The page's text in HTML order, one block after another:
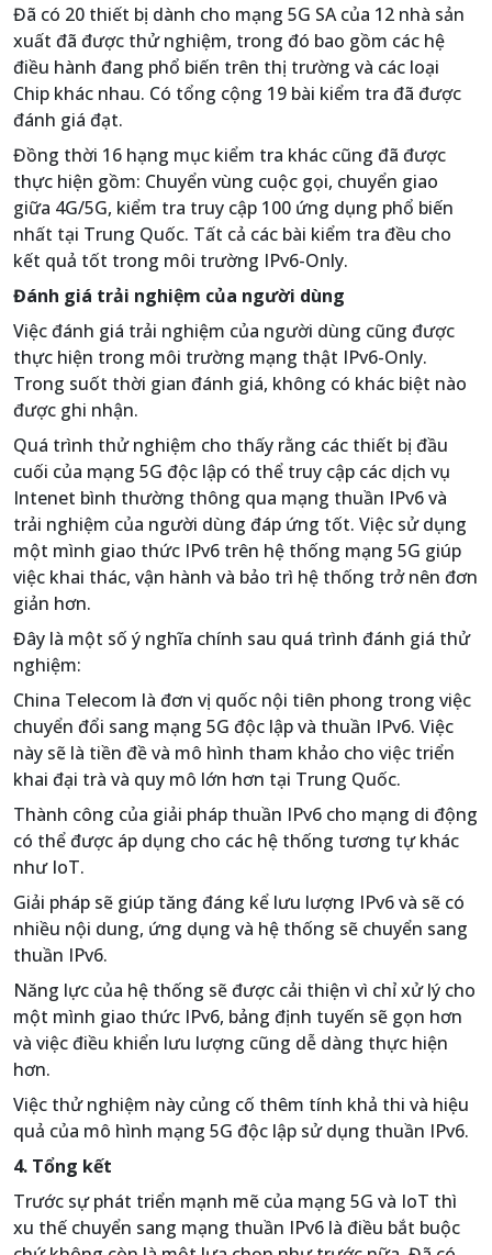
Đã có 20 thiết bị dành cho mạng 5G SA của 12 nhà sản
xuất đã được thử nghiệm, trong đó bao gồm các hệ
điều hành đang phổ biến trên thị trường và các loại
Chip khác nhau. Có tổng cộng 19 bài kiểm tra đã được
đánh giá đạt.
Đồng thời 16 hạng mục kiểm tra khác cũng đã được
thực hiện gồm: Chuyển vùng cuộc gọi, chuyển giao
giữa 4G/5G, kiểm tra truy cập 100 ứng dụng phổ biến
nhất tại Trung Quốc. Tất cả các bài kiểm tra đều cho
kết quả tốt trong môi trường IPv6-Only.
Đánh giá trải nghiệm của người dùng
Việc đánh giá trải nghiệm của người dùng cũng được
thực hiện trong môi trường mạng thật IPv6-Only.
Trong suốt thời gian đánh giá, không có khác biệt nào
được ghi nhận.
Quá trình thử nghiệm cho thấy rằng các thiết bị đầu
cuối của mạng 5G độc lập có thể truy cập các dịch vụ
Intenet bình thường thông qua mạng thuần IPv6 và
trải nghiệm của người dùng đáp ứng tốt. Việc sử dụng
một mình giao thức IPv6 trên hệ thống mạng 5G giúp
việc khai thác, vận hành và bảo trì hệ thống trở nên đơn
giản hơn.
Đây là một số ý nghĩa chính sau quá trình đánh giá thử
nghiệm:
China Telecom là đơn vị quốc nội tiên phong trong việc
chuyển đổi sang mạng 5G độc lập và thuần IPv6. Việc
này sẽ là tiền đề và mô hình tham khảo cho việc triển
khai đại trà và quy mô lớn hơn tại Trung Quốc.
Thành công của giải pháp thuần IPv6 cho mạng di động
có thể được áp dụng cho các hệ thống tương tự khác
như IoT.
Giải pháp sẽ giúp tăng đáng kể lưu lượng IPv6 và sẽ có
nhiều nội dung, ứng dụng và hệ thống sẽ chuyển sang
thuần IPv6.
Năng lực của hệ thống sẽ được cải thiện vì chỉ xử lý cho
một mình giao thức IPv6, bảng định tuyến sẽ gọn hơn
và việc điều khiển lưu lượng cũng dễ dàng thực hiện
hơn.
Việc thử nghiệm này củng cố thêm tính khả thi và hiệu
quả của mô hình mạng 5G độc lập sử dụng thuần IPv6.
4. Tổng kết
Trước sự phát triển mạnh mẽ của mạng 5G và IoT thì
xu thế chuyển sang mạng thuần IPv6 là điều bắt buộc